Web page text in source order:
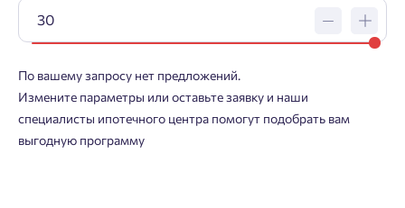
По вашему запросу нет предложений.
Измените параметры или оставьте заявку и наши
специалисты ипотечного центра помогут подобрать вам
выгодную программу
Заявка на ипотеку
Пожалуйста, оставьте ваши контакты и мы вам
перезвоним.